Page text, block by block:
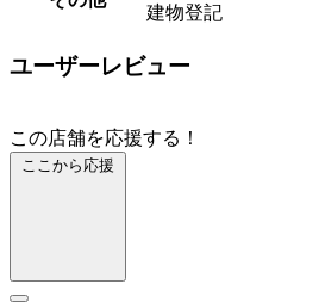
建物登記
ユーザーレビュー
この店舗を応援する！
ここから応援